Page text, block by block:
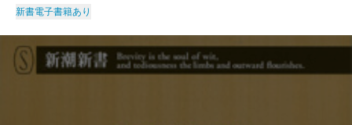
新書電子書籍あり